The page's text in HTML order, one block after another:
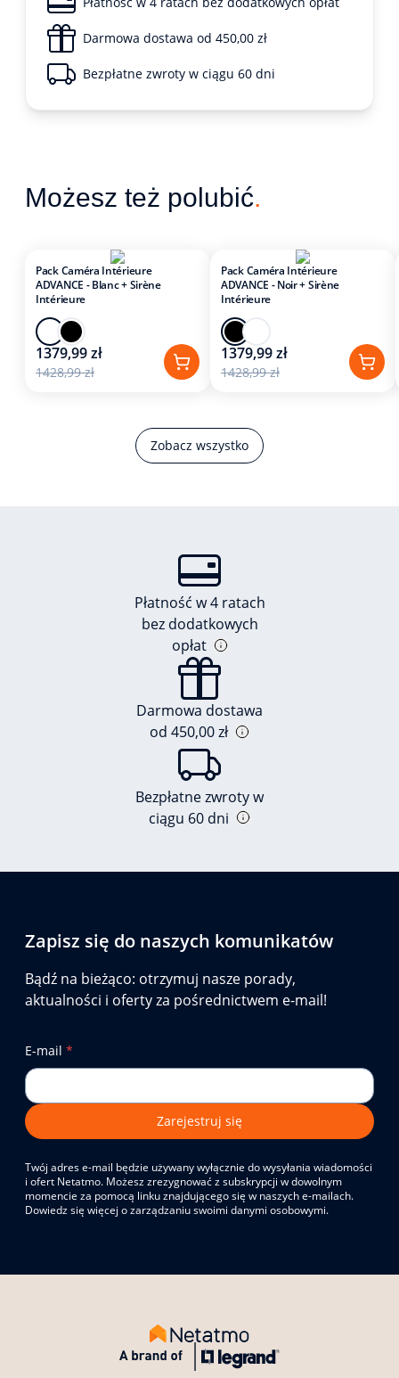
Darmowa dostawa od 450,00 zł
Bezpłatne zwroty w ciągu 60 dni
Możesz też polubić.
Zobacz wszystko
Pack Caméra Intérieure
ADVANCE - Blanc + Sirène
Intérieure
1379,99 zł
1428,99 zł
Pack Caméra Intérieure
ADVANCE - Noir + Sirène
Intérieure
1379,99 zł
1428,99 zł
Płatność w 4 ratach
bez dodatkowych
opłat
Darmowa dostawa
od 450,00 zł
Bezpłatne zwroty w
ciągu 60 dni
Zapisz się do naszych komunikatów
Bądź na bieżąco: otrzymuj nasze porady,
aktualności i oferty za pośrednictwem e-mail!
E-mail *
Zarejestruj się
Twój adres e-mail będzie używany wyłącznie do wysyłania wiadomości
i ofert Netatmo. Możesz zrezygnować z subskrypcji w dowolnym
momencie za pomocą linku znajdującego się w naszych e-mailach.
Dowiedz się więcej o zarządzaniu swoimi danymi osobowymi.